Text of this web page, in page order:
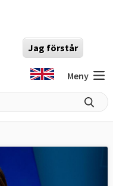
Jag förstår
Meny